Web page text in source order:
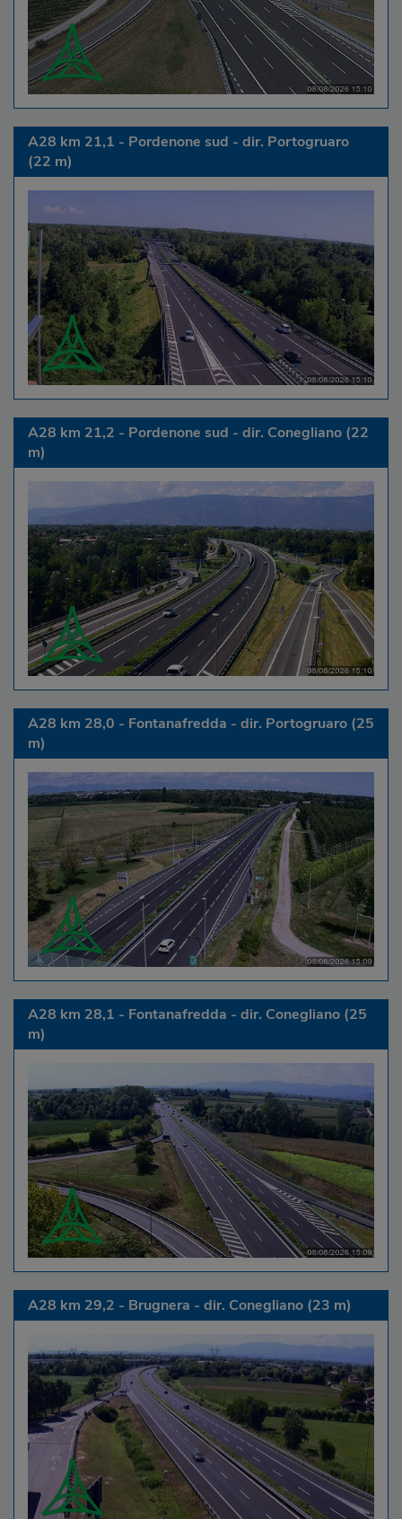
A28 km 21,1 - Pordenone sud - dir. Portogruaro
(22 m)
A28 km 21,2 - Pordenone sud - dir. Conegliano (22
m)
A28 km 28,0 - Fontanafredda - dir. Portogruaro (25
m)
A28 km 28,1 - Fontanafredda - dir. Conegliano (25
m)
A28 km 29,2 - Brugnera - dir. Conegliano (23 m)